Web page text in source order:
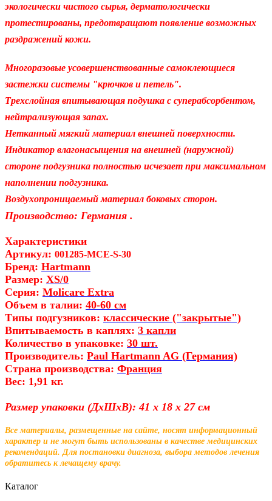
экологически чистого сырья, дерматологически
протестированы, предотвращают появление возможных
раздражений кожи.
Многоразовые усовершенствованные самоклеющиеся
застежки системы "крючков и петель".
Трехслойная впитывающая подушка с суперабсорбентом,
нейтрализующая запах.
Нетканный мягкий материал внешней поверхности.
Индикатор влагонасыщения на внешней (наружной)
стороне подгузника полностью исчезает при максимальном
наполнении подгузника.
Воздухопроницаемый материал боковых сторон.
Производство: Германия .
Характеристики
Артикул: 001285-MCE-S-30
Бренд: Hartmann
Размер: XS/0
Серия: Molicare Extra
Объем в талии: 40-60 см
Типы подгузников: классические ("закрытые")
Впитываемость в каплях: 3 капли
Количество в упаковке: 30 шт.
Производитель: Paul Hartmann AG (Германия)
Страна производства: Франция
Вес: 1,91 кг.
Размер упаковки (ДхШхВ): 41 x 18 x 27 см
Все материалы, размещенные на сайте, носят информационный
характер и не могут быть использованы в качестве медицинских
рекомендаций. Для постановки диагноза, выбора методов лечения
обратитесь к лечащему врачу.
Каталог